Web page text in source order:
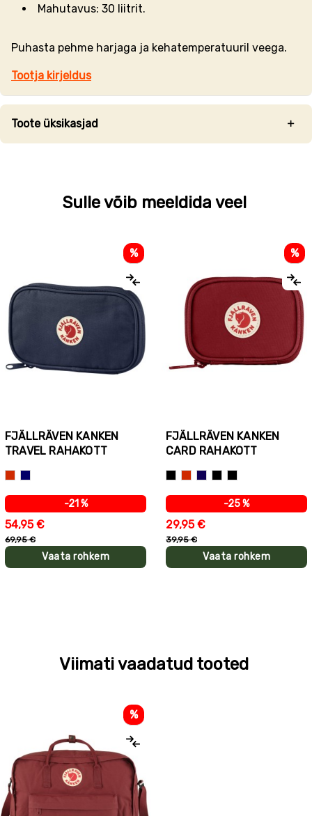
Mahutavus: 30 liitrit.
Puhasta pehme harjaga ja kehatemperatuuril veega.
Tootja kirjeldus
Toote üksikasjad
Sulle võib meeldida veel
%
FJÄLLRÄVEN KANKEN
TRAVEL RAHAKOTT
-21 %
54,95 €
69,95 €
Vaata rohkem
%
FJÄLLRÄVEN KANKEN
CARD RAHAKOTT
-25 %
29,95 €
39,95 €
Vaata rohkem
Viimati vaadatud tooted
%